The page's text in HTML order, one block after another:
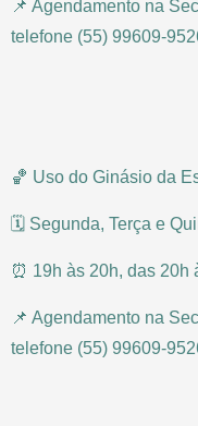
📌 Agendamento na
telefone (55) 99609-
🏀 Uso do Ginásio da
🗓 Segunda, Terça e
⏰ 19h às 20h, das 20h
📌 Agendamento na
telefone (55) 99609-